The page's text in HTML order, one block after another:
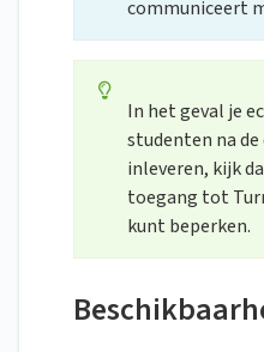
communiceert
In het geval je
studenten na
inleveren, kijk
toegang tot
kunt beperken.